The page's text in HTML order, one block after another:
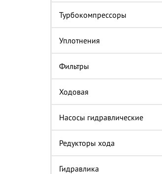
Турбокомпрессоры
Уплотнения
Фильтры
Ходовая
Насосы гидравлические
Редукторы хода
Гидравлика